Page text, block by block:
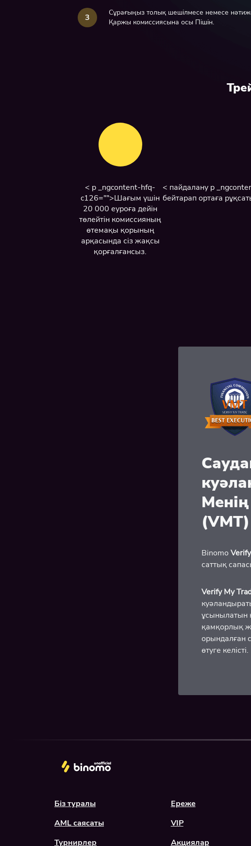
3
Сұрағыңыз толық шешілмесе немесе нәтиже
Қаржы комиссиясына осы Пішін.
< p _ngcontent-hfq-
c126="">Шағым үшін
20 000 еуроға дейін
төлейтін комиссияның
өтемақы қорының
арқасында сіз жақсы
қорғалғансыз.
< пайдалану p
бейтарап ортаға
(VMT)
Binomo
саттық
Verify My
ұсынылатын
қамқорлық
орындалған
өтуге келісті.
Біз туралы Ереже
AML саясаты
VIP
Турнирлер
Акциялар